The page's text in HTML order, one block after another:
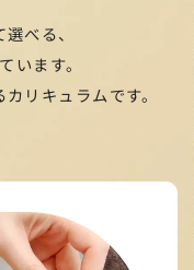
べる、
います。
リキュラムです。